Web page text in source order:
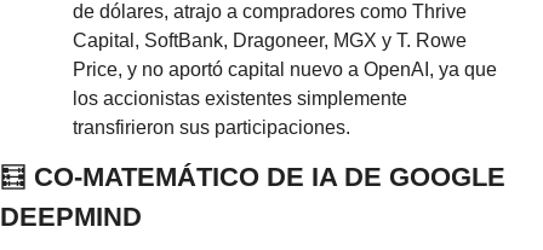
de dólares, atrajo a compradores como Thrive
Capital, SoftBank, Dragoneer, MGX y T. Rowe
Price, y no aportó capital nuevo a OpenAI, ya que
los accionistas existentes simplemente
transfirieron sus participaciones.
🧮 CO-MATEMÁTICO DE IA DE GOOGLE
DEEPMIND